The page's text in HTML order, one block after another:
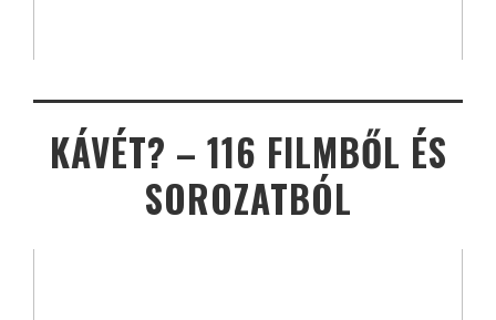
KÁVÉT? – 116 FILMBŐL ÉS
SOROZATBÓL